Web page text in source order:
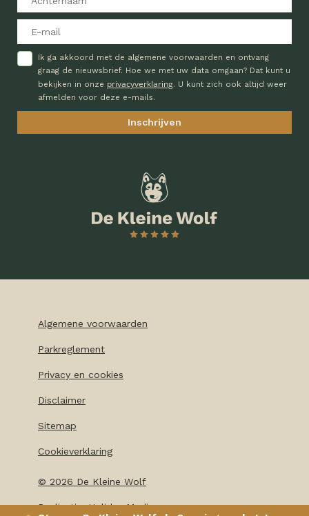
Ik ga akkoord met de algemene voorwaarden en ontvang
graag de nieuwsbrief. Hoe we met uw data omgaan? Dat kunt u
bekijken in onze privacyverklaring. U kunt zich ook altijd weer
afmelden voor deze e-mails.
© 2026 De Kleine Wolf
Realisatie: Holiday Media
Algemene voorwaarden
Parkreglement
Privacy en cookies
Disclaimer
Sitemap
Cookieverklaring